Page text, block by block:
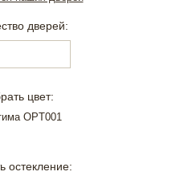
дверей:
цвет:
остекление: